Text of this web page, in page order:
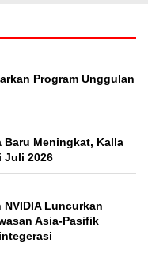
Program Unggulan
Baru Meningkat, Kalla
Juli 2026
Luncurkan
Asia-Pasifik